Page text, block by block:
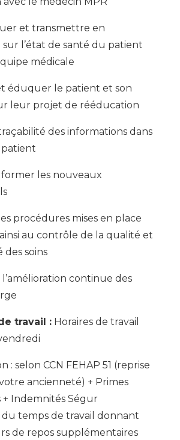
et transmettre en
l’état de santé du patient
médicale
éduquer le patient et son
leur projet de rééducation
des informations dans
patient
les nouveaux
procédures mises en place
au contrôle de la qualité et
des soins
l’amélioration continue des
travail : Horaires de travail
: selon CCN FEHAP 51 (reprise
ancienneté) + Primes
+ Indemnités Ségur
du temps de travail donnant
de repos supplémentaires